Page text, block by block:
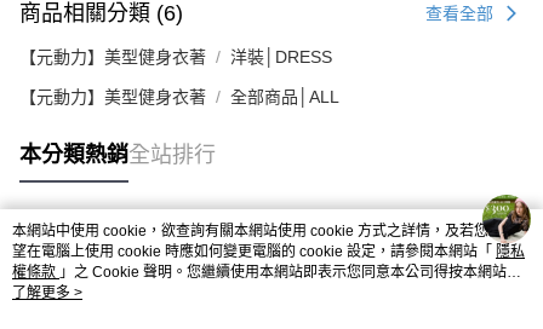
商品相關分類 (6) 查看全部
【元動力】美型健身衣著 洋裝│DRESS
【元動力】美型健身衣著 全部商品│ALL
本分類熱銷全站排行
熱門標籤
本網站中使用 cookie，欲查詢有關本網站使用 cookie 方式之詳情，及若您不希
望在電腦上使用 cookie 時應如何變更電腦的 cookie 設定，請參閱本網站「 隱私
權條款 」之 Cookie 聲明。您繼續使用本網站即表示您同意本公司得按本網站使
用條款之 Cookie 聲明使用 cookie。
了解更多 >